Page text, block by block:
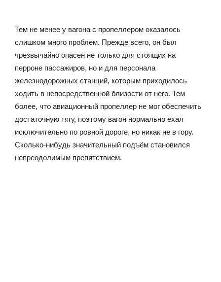
Тем не менее у вагона с пропеллером оказалось
слишком много проблем. Прежде всего, он был
чрезвычайно опасен не только для стоящих на
перроне пассажиров, но и для персонала
железнодорожных станций, которым приходилось
ходить в непосредственной близости от него. Тем
более, что авиационный пропеллер не мог обеспечить
достаточную тягу, поэтому вагон нормально ехал
исключительно по ровной дороге, но никак не в гору.
Сколько-нибудь значительный подъём становился
непреодолимым препятствием.